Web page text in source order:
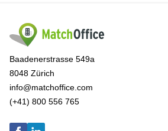
Baadenerstrasse 549a
8048 Zürich
info@matchoffice.com
(+41) 800 556 765